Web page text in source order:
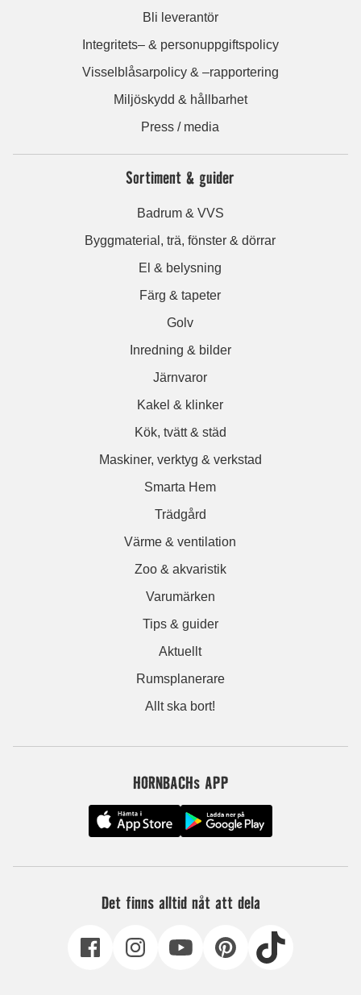
Bli leverantör
Integritets– & personuppgiftspolicy
Visselblåsarpolicy & –rapportering
Miljöskydd & hållbarhet
Press / media
Sortiment & guider
Badrum & VVS
Byggmaterial, trä, fönster & dörrar
El & belysning
Färg & tapeter
Golv
Inredning & bilder
Järnvaror
Kakel & klinker
Kök, tvätt & städ
Maskiner, verktyg & verkstad
Smarta Hem
Trädgård
Värme & ventilation
Zoo & akvaristik
Varumärken
Tips & guider
Aktuellt
Rumsplanerare
Allt ska bort!
HORNBACHs APP
Det finns alltid nåt att dela